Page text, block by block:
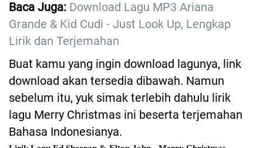
Baca Juga: Download Lagu MP3 Ariana
Grande & Kid Cudi - Just Look Up, Lengkap
Lirik dan Terjemahan
Buat kamu yang ingin download lagunya, link
download akan tersedia dibawah. Namun
sebelum itu, yuk simak terlebih dahulu lirik
lagu Merry Christmas ini beserta terjemahan
Bahasa Indonesianya.